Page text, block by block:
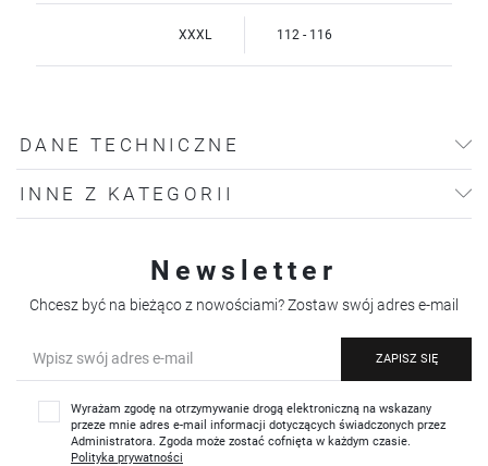
XXXL 112 - 116
DANE TECHNICZNE
INNE Z KATEGORII
Newsletter
Chcesz być na bieżąco z nowościami? Zostaw swój adres e-mail
ZAPISZ SIĘ
Wyrażam zgodę na otrzymywanie drogą elektroniczną na wskazany
przeze mnie adres e-mail informacji dotyczących świadczonych przez
Administratora. Zgoda może zostać cofnięta w każdym czasie.
Polityka prywatności